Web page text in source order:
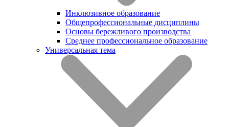
Инклюзивное образование
Общепрофессиональные дисциплины
Основы бережливого производства
Среднее профессиональное образование
Универсальная тема